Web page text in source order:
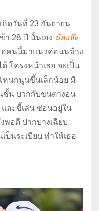
กิดวันที่ 23 กันยายน
า 28 ปี นั้นเอง น้องจ๊ะ
อคนนี้มาแนวค่อนนข้าง
โครงหน้าเธอ จะเป็น
หนกนูนขึ้นเล็กน้อย มี
ชั้น บวกกับขนตางอน
ละขี้เล่น ซ่อนอยู่ใน
อดี ปากบางเฉียบ
ป็นระเบียบ ทำให้เธอ